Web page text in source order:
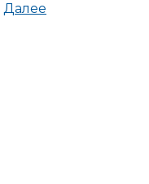
Далее